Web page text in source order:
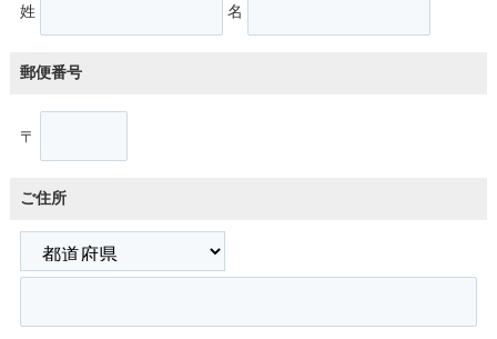
姓 名
郵便番号
〒
ご住所